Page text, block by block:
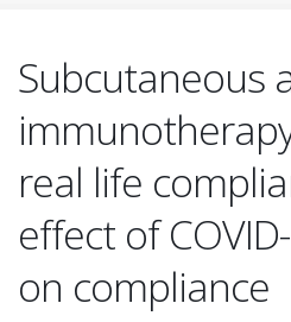
Subcutaneous
real life
effect of
on compliance